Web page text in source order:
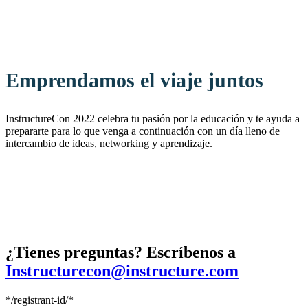
Emprendamos el viaje juntos
InstructureCon 2022 celebra tu pasión por la educación y te ayuda a
prepararte para lo que venga a continuación con un día lleno de
intercambio de ideas, networking y aprendizaje.
¿Tienes preguntas? Escríbenos a
Instructurecon@instructure.com
*/registrant-id/*